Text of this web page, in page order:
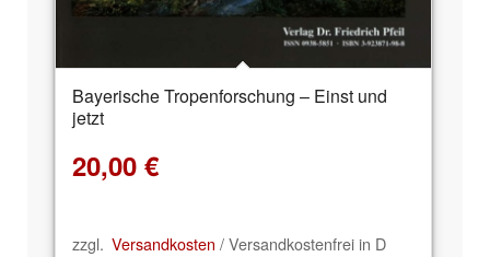
Bayerische Tropenforschung – Einst und
jetzt
20,00 €
zzgl. Versandkosten / Versandkostenfrei in D